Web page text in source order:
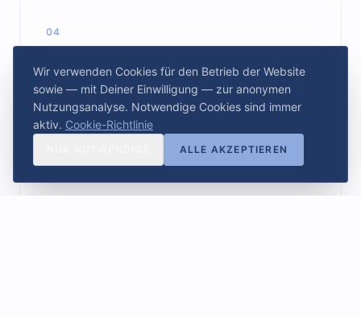
Wir verwenden Cookies für den Betrieb der Website
sowie — mit Deiner Einwilligung — zur anonymen
Nutzungsanalyse. Notwendige Cookies sind immer
aktiv. Cookie-Richtlinie
ALLE AKZEPTIEREN
04
Getestet an echten Menschen
Das Modell ist Teil von Coachings, Seminaren und
Beratungsprojekten. Hunderte von Menschen und
Teams haben es genutzt, um bewusste
Entscheidungen zu treffen, innere Balance
wiederzufinden und ihre Wirksamkeit zu steigern.